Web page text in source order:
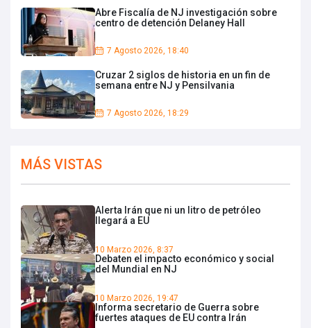
Abre Fiscalía de NJ investigación sobre
centro de detención Delaney Hall
7 Agosto 2026, 18:40
Cruzar 2 siglos de historia en un fin de
semana entre NJ y Pensilvania
7 Agosto 2026, 18:29
MÁS VISTAS
Alerta Irán que ni un litro de petróleo
llegará a EU
10 Marzo 2026, 8:37
Debaten el impacto económico y social
del Mundial en NJ
10 Marzo 2026, 19:47
Informa secretario de Guerra sobre
fuertes ataques de EU contra Irán